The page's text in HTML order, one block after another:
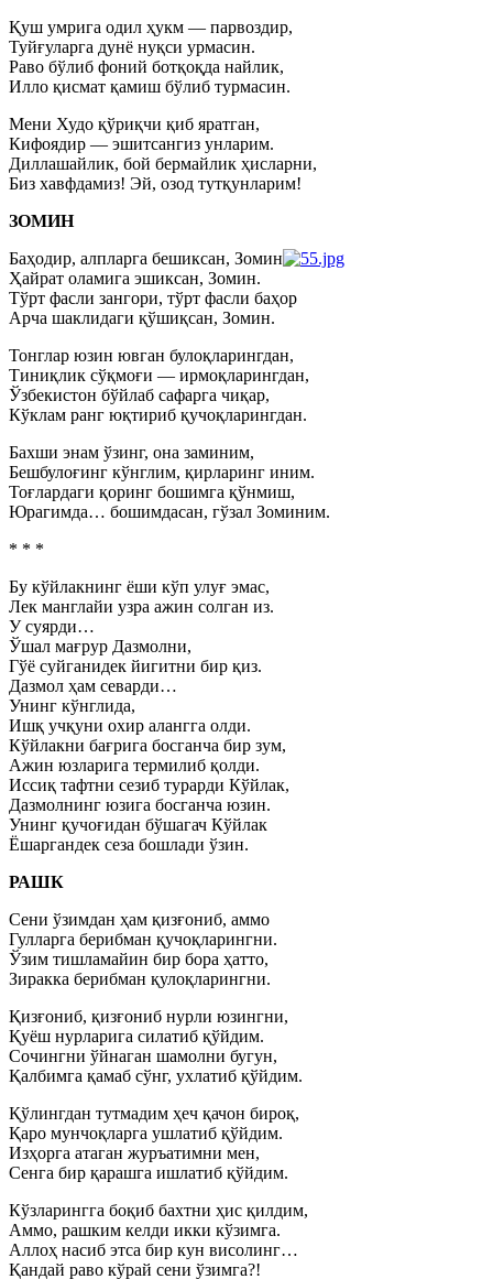
Қуш умрига одил ҳукм — парвоздир,
Туйғуларга дунё нуқси урмасин.
Раво бўлиб фоний ботқоқда найлик,
Илло қисмат қамиш бўлиб турмасин.
Мени Худо қўриқчи қиб яратган,
Кифоядир — эшитсангиз унларим.
Диллашайлик, бой бермайлик ҳисларни,
Биз хавфдамиз! Эй, озод тутқунларим!
ЗОМИН
Баҳодир, алпларга бешиксан, Зомин
Ҳайрат оламига эшиксан, Зомин.
Тўрт фасли зангори, тўрт фасли баҳор
Арча шаклидаги қўшиқсан, Зомин.
Тонглар юзин ювган булоқларингдан,
Тиниқлик сўқмоғи — ирмоқларингдан,
Ўзбекистон бўйлаб сафарга чиқар,
Кўклам ранг юқтириб қучоқларингдан.
Бахши энам ўзинг, она заминим,
Бешбулоғинг кўнглим, қирларинг иним.
Тоғлардаги қоринг бошимга қўнмиш,
Юрагимда… бошимдасан, гўзал Зоминим.
* * *
Бу кўйлакнинг ёши кўп улуғ эмас,
Лек манглайи узра ажин солган из.
У суярди…
Ўшал мағрур Дазмолни,
Гўё суйганидек йигитни бир қиз.
Дазмол ҳам севарди…
Унинг кўнглида,
Ишқ учқуни охир алангга олди.
Кўйлакни бағрига босганча бир зум,
Ажин юзларига термилиб қолди.
Иссиқ тафтни сезиб турарди Кўйлак,
Дазмолнинг юзига босганча юзин.
Унинг қучоғидан бўшагач Кўйлак
Ёшаргандек сеза бошлади ўзин.
РАШК
Сени ўзимдан ҳам қизғониб, аммо
Гулларга берибман қучоқларингни.
Ўзим тишламайин бир бора ҳатто,
Зиракка берибман қулоқларингни.
Қизғониб, қизғониб нурли юзингни,
Қуёш нурларига силатиб қўйдим.
Сочингни ўйнаган шамолни бугун,
Қалбимга қамаб сўнг, ухлатиб қўйдим.
Қўлингдан тутмадим ҳеч қачон бироқ,
Қаро мунчоқларга ушлатиб қўйдим.
Изҳорга атаган журъатимни мен,
Сенга бир қарашга ишлатиб қўйдим.
Кўзларингга боқиб бахтни ҳис қилдим,
Аммо, рашким келди икки кўзимга.
Аллоҳ насиб этса бир кун висолинг…
Қандай раво кўрай сени ўзимга?!